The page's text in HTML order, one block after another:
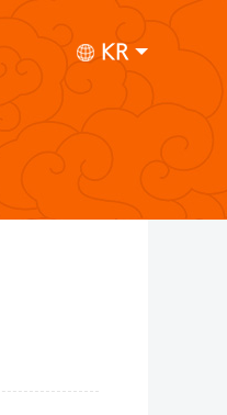
KR